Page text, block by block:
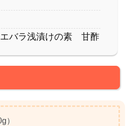
バラ浅漬けの素 甘酢
）